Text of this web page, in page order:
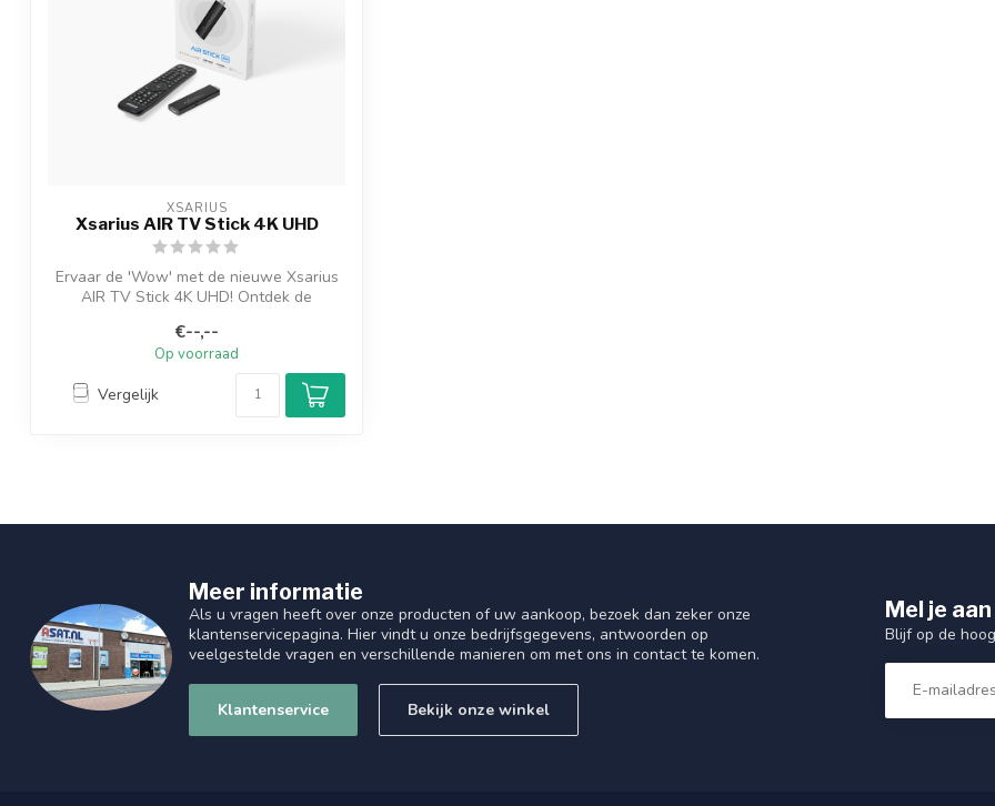
XSARIUS
Xsarius AIR TV Stick 4K UHD
Ervaar de 'Wow' met de nieuwe Xsarius
AIR TV Stick 4K UHD! Ontdek de
€--,--
Op voorraad
Vergelijk
Meer informatie
Als u vragen heeft over onze producten of uw aankoop, bezoek dan zeker onze
klantenservicepagina. Hier vindt u onze bedrijfsgegevens, antwoorden op
veelgestelde vragen en verschillende manieren om met ons in contact te komen.
Klantenservice Bekijk onze winkel
Mel je
Blijf op de